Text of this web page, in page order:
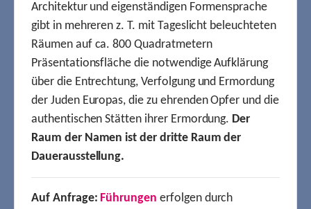
Architektur und eigenständigen Formensprache
gibt in mehreren z. T. mit Tageslicht beleuchteten
Räumen auf ca. 800 Quadratmetern
Präsentationsfläche die notwendige Aufklärung
über die Entrechtung, Verfolgung und Ermordung
der Juden Europas, die zu ehrenden Opfer und die
authentischen Stätten ihrer Ermordung. Der
Raum der Namen ist der dritte Raum der
Dauerausstellung.
Auf Anfrage: Führungen erfolgen durch